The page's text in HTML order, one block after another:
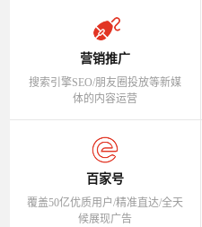
营销推广
搜索引擎SEO/朋友圈投放等新媒
体的内容运营
百家号
覆盖50亿优质用户/精准直达/全天
候展现广告